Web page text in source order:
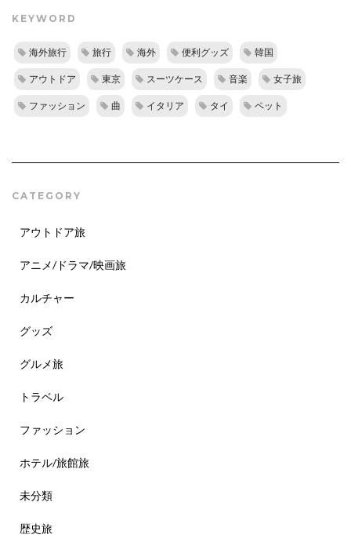
KEYWORD
海外旅行 旅行 海外 便利グッズ 韓国
アウトドア 東京 スーツケース 音楽 女子旅
ファッション 曲 イタリア タイ ペット
CATEGORY
アウトドア旅
アニメ/ドラマ/映画旅
カルチャー
グッズ
グルメ旅
トラベル
ファッション
ホテル/旅館旅
未分類
歴史旅